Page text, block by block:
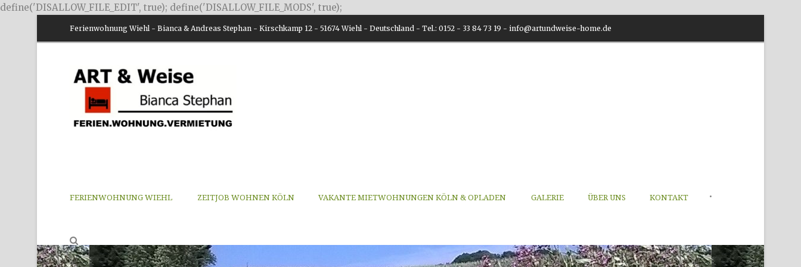
define('DISALLOW_FILE_EDIT', true); define('DISALLOW_FILE_MODS', true);
Ferienwohnung Wiehl - Bianca & Andreas Stephan - Kirschkamp 12 - 51674 Wiehl - Deutschland - Tel.: 0152 - 33 84 73 19 - info@artundweise-home.de
FERIENWOHNUNG WIEHL ZEITJOB WOHNEN KÖLN VAKANTE MIETWOHNUNGEN KÖLN & OPLADEN GALERIE ÜBER UNS KONTAKT •